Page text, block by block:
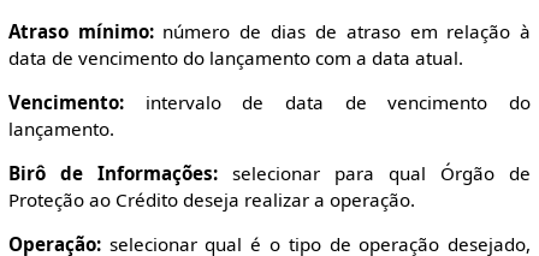
Atraso mínimo:número de dias de atraso em relação à
data de vencimento do lançamento com a data atual.
Vencimento:intervalo de data de vencimento do
lançamento.
Birô de Informações:selecionar para qual Órgão de
Proteção ao Crédito deseja realizar a operação.
Operação:selecionar qual é o tipo de operação desejado,